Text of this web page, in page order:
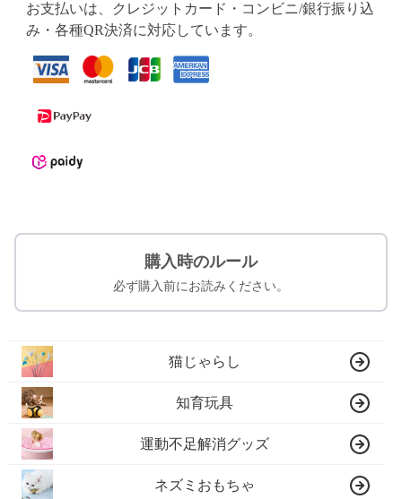
お支払いは、クレジットカード・コンビニ/銀行振り込
み・各種QR決済に対応しています。
購入時のルール
必ず購入前にお読みください。
猫じゃらし
知育玩具
運動不足解消グッズ
ネズミおもちゃ